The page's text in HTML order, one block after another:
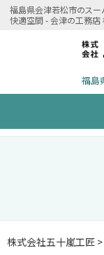
Skip福島県会津若松市のスー
快適空間 - 会津の工務店
福島
株式会社五十嵐工匠 >